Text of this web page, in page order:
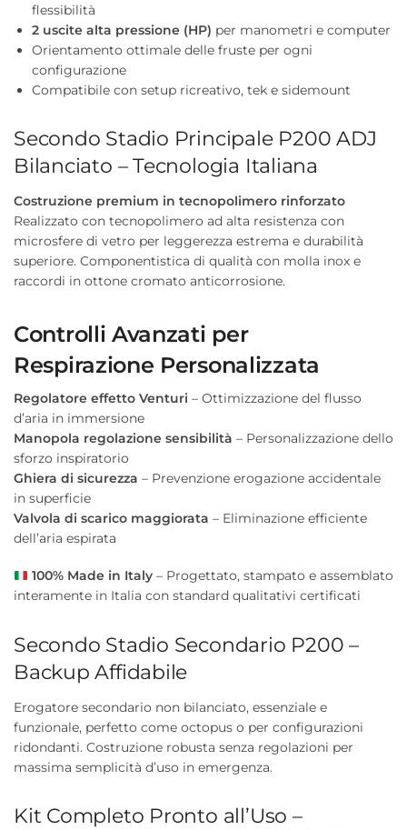
flessibilità
2 uscite alta pressione (HP) per manometri e computer
Orientamento ottimale delle fruste per ogni
configurazione
Compatibile con setup ricreativo, tek e sidemount
Secondo Stadio Principale P200 ADJ
Bilanciato – Tecnologia Italiana
Costruzione premium in tecnopolimero rinforzato
Realizzato con tecnopolimero ad alta resistenza con
microsfere di vetro per leggerezza estrema e durabilità
superiore. Componentistica di qualità con molla inox e
raccordi in ottone cromato anticorrosione.
Controlli Avanzati per
Respirazione Personalizzata
Regolatore effetto Venturi – Ottimizzazione del flusso
d’aria in immersione
Manopola regolazione sensibilità – Personalizzazione dello
sforzo inspiratorio
Ghiera di sicurezza – Prevenzione erogazione accidentale
in superficie
Valvola di scarico maggiorata – Eliminazione efficiente
dell’aria espirata
100% Made in Italy– Progettato, stampato e assemblato
interamente in Italia con standard qualitativi certificati
Secondo Stadio Secondario P200 –
Backup Affidabile
Erogatore secondario non bilanciato, essenziale e
funzionale, perfetto come octopus o per configurazioni
ridondanti. Costruzione robusta senza regolazioni per
massima semplicità d’uso in emergenza.
Kit Completo Pronto all’Uso –